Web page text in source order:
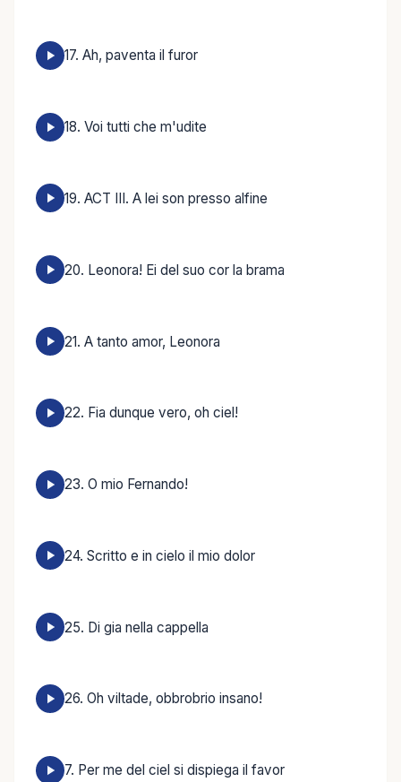
17. Ah, paventa il furor
18. Voi tutti che m'udite
19. ACT III. A lei son presso alfine
20. Leonora! Ei del suo cor la brama
21. A tanto amor, Leonora
22. Fia dunque vero, oh ciel!
23. O mio Fernando!
24. Scritto e in cielo il mio dolor
25. Di gia nella cappella
26. Oh viltade, obbrobrio insano!
7. Per me del ciel si dispiega il favor